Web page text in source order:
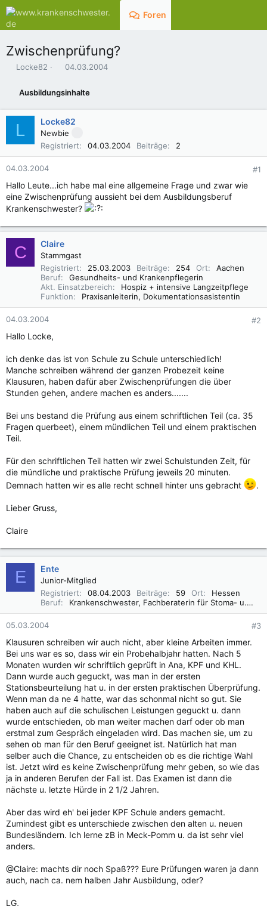
Foren
Zwischenprüfung?
E
e
Locke82
E
s
t
e
l
l
04.03.2004
Ausbildungsinhalte
L Locke82
Newbie
Registriert
04.03.2004 Beiträge 2
04.03.2004 #1
Hallo Leute...ich habe mal eine allgemeine Frage und zwar wie
eine Zwischenprüfung aussieht bei dem Ausbildungsberuf
Krankenschwester?
C Claire
Stammgast
Registriert
25.03.2003 Beiträge 254 Ort
Aachen
Beruf
Gesundheits- und Krankenpflegerin
Akt. Einsatzbereich
Hospiz + intensive Langzeitpflege
Funktion
Praxisanleiterin, Dokumentationsasistentin
04.03.2004 #2
Hallo Locke,
ich denke das ist von Schule zu Schule unterschiedlich!
Manche schreiben während der ganzen Probezeit keine
Klausuren, haben dafür aber Zwischenprüfungen die über
Stunden gehen, andere machen es anders.......
Bei uns bestand die Prüfung aus einem schriftlichen Teil (ca. 35
Fragen querbeet), einem mündlichen Teil und einem praktischen
Teil.
Für den schriftlichen Teil hatten wir zwei Schulstunden Zeit, für
die mündliche und praktische Prüfung jeweils 20 minuten.
Demnach hatten wir es alle recht schnell hinter uns gebracht
.
Lieber Gruss,
Claire
E Ente
Junior-Mitglied
Registriert
08.04.2003 Beiträge 59 Ort
Hessen
Beruf
Krankenschwester, Fachberaterin für Stoma- u. Inkontinenzversorgung, Wundmanagement
05.03.2004 #3
Klausuren schreiben wir auch nicht, aber kleine Arbeiten immer.
Bei uns war es so, dass wir ein Probehalbjahr hatten. Nach 5
Monaten wurden wir schriftlich geprüft in Ana, KPF und KHL.
Dann wurde auch geguckt, was man in der ersten
Stationsbeurteilung hat u. in der ersten praktischen Überprüfung.
Wenn man da ne 4 hatte, war das schonmal nicht so gut. Sie
haben auch auf die schulischen Leistungen geguckt u. dann
wurde entschieden, ob man weiter machen darf oder ob man
erstmal zum Gespräch eingeladen wird. Das machen sie, um zu
sehen ob man für den Beruf geeignet ist. Natürlich hat man
selber auch die Chance, zu entscheiden ob es die richtige Wahl
ist. Jetzt wird es keine Zwischenprüfung mehr geben, so wie das
ja in anderen Berufen der Fall ist. Das Examen ist dann die
nächste u. letzte Hürde in 2 1/2 Jahren.
Aber das wird eh' bei jeder KPF Schule anders gemacht.
Zumindest gibt es unterschiede zwischen den alten u. neuen
Bundesländern. Ich lerne zB in Meck-Pomm u. da ist sehr viel
anders.
@Claire: machts dir noch Spaß??? Eure Prüfungen waren ja dann
auch, nach ca. nem halben Jahr Ausbildung, oder?
LG,